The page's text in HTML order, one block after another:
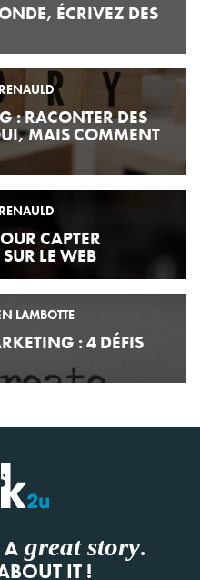
ÉCRIVEZ DES
RENAULD
: RACONTER DES
MAIS COMMENT
RENAULD
CAPTER
LE WEB
LAMBOTTE
: 4 DÉFIS
Agreat story.
IT !